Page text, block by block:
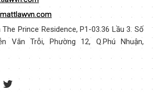
Prince Residence, P1-03.36 Lầu 3. Số
Văn Trỗi, Phường 12, Q.Phú Nhuận,